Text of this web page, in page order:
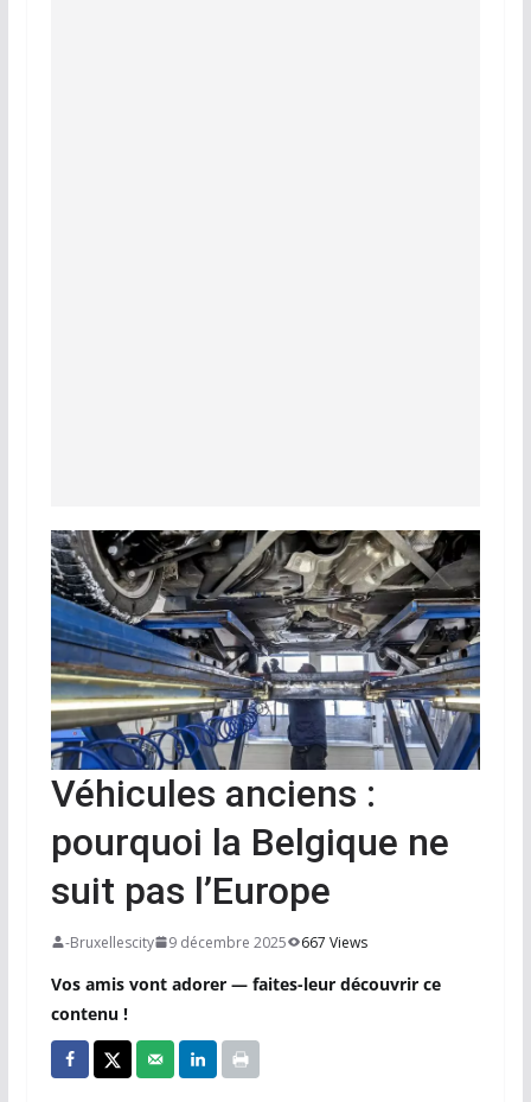
Véhicules anciens :
pourquoi la Belgique ne
suit pas l’Europe
-Bruxellescity 9 décembre 2025 667 Views
Vos amis vont adorer — faites-leur découvrir ce
contenu !